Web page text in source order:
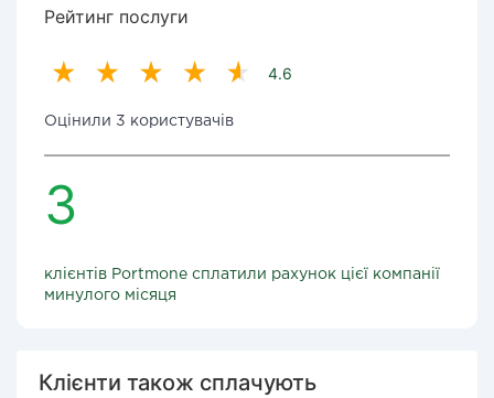
Рейтинг послуги
4.6
Оцінили 3 користувачів
3
клієнтів Portmone сплатили рахунок цієї компанії
минулого місяця
Клієнти також сплачують